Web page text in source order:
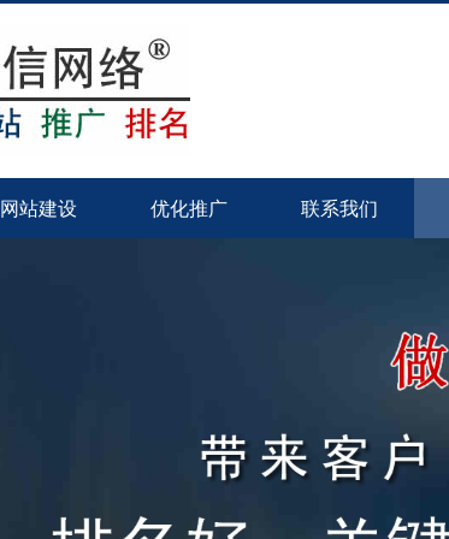
网站建设 优化推广 联系我们